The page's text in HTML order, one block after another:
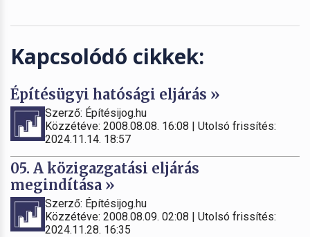
Kapcsolódó cikkek:
Építésügyi hatósági eljárás »
Szerző: Építésijog.hu
Közzétéve: 2008.08.08. 16:08 | Utolsó frissítés:
2024.11.14. 18:57
05. A közigazgatási eljárás
megindítása »
Szerző: Építésijog.hu
Közzétéve: 2008.08.09. 02:08 | Utolsó frissítés:
2024.11.28. 16:35